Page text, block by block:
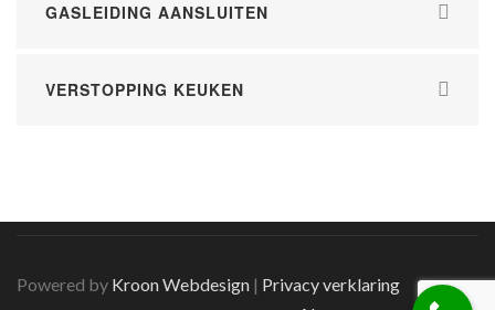
GASLEIDING AANSLUITEN
VERSTOPPING KEUKEN
Powered by Kroon Webdesign | Privacy verklaring